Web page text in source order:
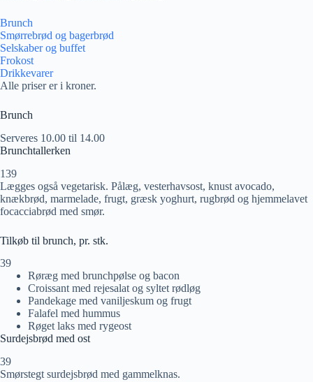
Brunch
Smørrebrød og bagerbrød
Selskaber og buffet
Frokost
Drikkevarer
Alle priser er i kroner.
Brunch
Serveres 10.00 til 14.00
Brunchtallerken
139
Lægges også vegetarisk. Pålæg, vesterhavsost, knust avocado,
knækbrød, marmelade, frugt, græsk yoghurt, rugbrød og hjemmelavet
focacciabrød med smør.
Tilkøb til brunch, pr. stk.
39
Røræg med brunchpølse og bacon
Croissant med rejesalat og syltet rødløg
Pandekage med vaniljeskum og frugt
Falafel med hummus
Røget laks med rygeost
Surdejsbrød med ost
39
Smørstegt surdejsbrød med gammelknas.